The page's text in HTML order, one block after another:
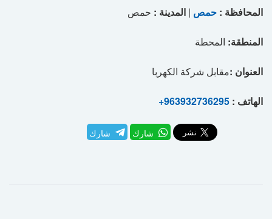
المحافظة : حمص | المدينة : حمص
المنطقة: المحطة
العنوان :مقابل شركة الكهربا
الهاتف : +963932736295
شارك شارك